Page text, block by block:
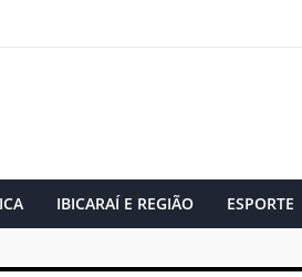
IBICARAÍ E REGIÃO ESPORTE